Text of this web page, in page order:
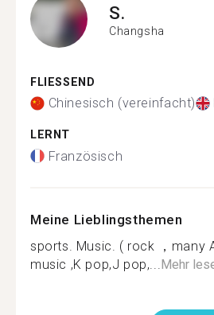
S.
Changsha
FLIESSEND
Chinesisch (vereinfacht)
LERNT
Französisch
Meine Lieblingsthemen
sports. Music. ( rock ，many
music ,K pop,J pop,... Mehr